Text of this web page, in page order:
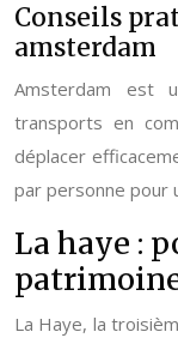
Conseils
amsterdam
Amsterdam est
transports en
déplacer
par personne pour
La haye :
La Haye, la